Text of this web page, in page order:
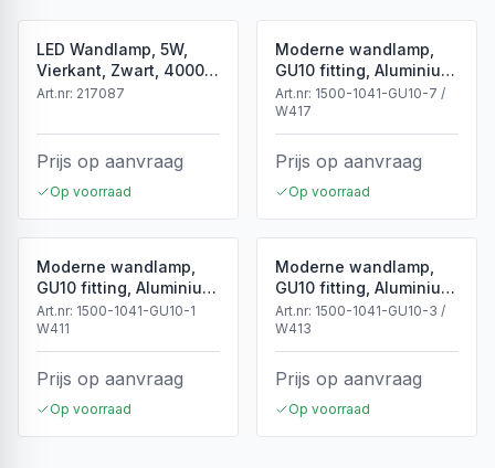
LED Wandlamp, 5W,
Vierkant, Zwart, 4000K
Neutraal Wit
Art.nr: 217087
Prijs op aanvraag
Op voorraad
Moderne wandlamp,
GU10 fitting, Aluminium,
IP65, Corten
Art.nr: 1500-1041-GU10-7 /
W417
Prijs op aanvraag
Op voorraad
Moderne wandlamp,
GU10 fitting, Aluminium,
IP65, Wit
Art.nr: 1500-1041-GU10-1
W411
Prijs op aanvraag
Op voorraad
Moderne wandlamp,
GU10 fitting, Aluminium,
IP65, Zwart
Art.nr: 1500-1041-GU10-3 /
W413
Prijs op aanvraag
Op voorraad